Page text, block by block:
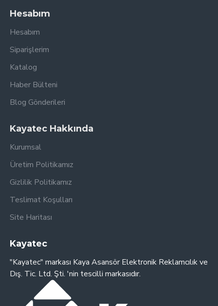
Hesabım
Hesabım
Siparişlerim
Katalog
Haber Bülteni
Blog Gönderileri
Kayatec Hakkında
Kurumsal
Üretim Politikamız
Gizlilik Politikamız
Teslimat Koşulları
Site Haritası
Kayatec
"Kayatec" markası Kaya Asansör Elektronik Reklamcılık ve
Dış. Tic. Ltd. Şti. 'nin tescilli markasıdır.